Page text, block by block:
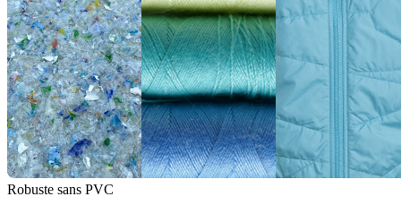
Robuste sans PVC